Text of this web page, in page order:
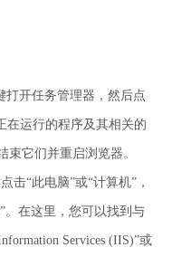
打开任务管理器，然后点
在运行的程序及其相关的
束它们并重启浏览器。
击“此电脑”或“计算机”，
。在这里，您可以找到与
Services (IIS)”或